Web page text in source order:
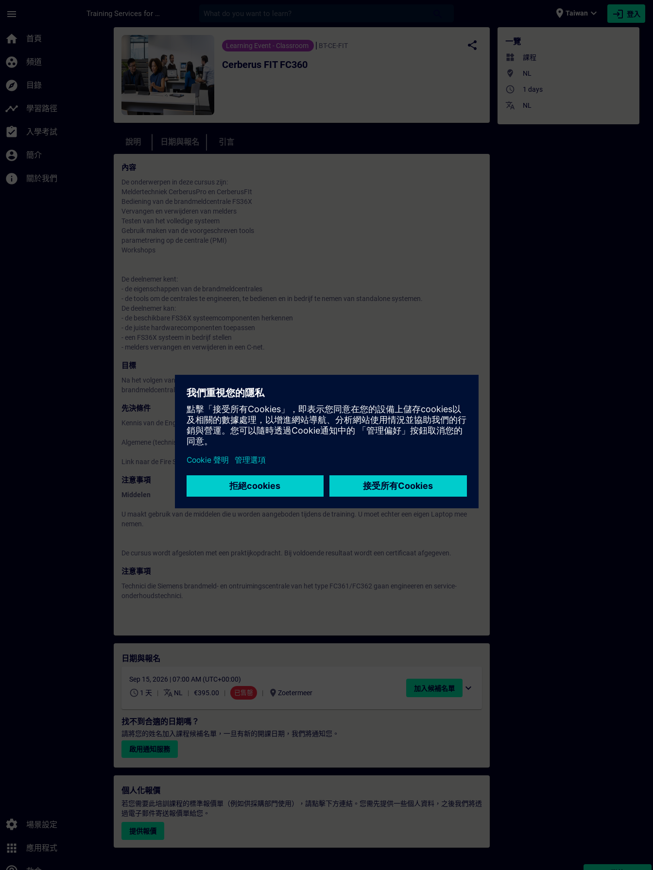
menu Training Services for Digital Industries place Taiwan expand_more login 登入
home 首頁
group_work 頻道
explore 目錄
timeline 學習路徑
assignment_turned_in 入學考試
account_circle 簡介
info 關於我們
settings 場景設定
apps 應用程式
課程 - Cerberus FIT FC360 - 培訓 - 培訓 - 專業發展 | SITRAIN
Learning Event - Classroom BT-CE-FIT
share
Cerberus FIT FC360
說明 日期與報名 引言
內容
De onderwerpen in deze cursus zijn:
Meldertechniek CerberusPro en CerberusFIt
Bediening van de brandmeldcentrale FS36X
Vervangen en verwijderen van melders
Testen van het volledige systeem
Gebruik maken van de voorgeschreven tools
parametrering op de centrale (PMI)
Workshops
De deelnemer kent:
- de eigenschappen van de brandmeldcentrales
- de tools om de centrales te engineeren, te bedienen en in bedrijf te nemen van standalone systemen.
De deelnemer kan:
- de beschikbare FS36X systeemcomponenten herkennen
- de juiste hardwarecomponenten toepassen
- een FS36X systeem in bedrijf stellen
- melders vervangen en verwijderen in een C-net.
目標
Na het volgen van deze training beschikt de deelnemer over alle noodzakelijke theoretische en praktische kennis om
brandmeldcentrales van het type FC360 te engineeren en in bedrijf te stellen met behulp van de web-tool configurator.
先決條件
Kennis van de Engelse taal.
Algemene (technische) kennis op MBO-niveau.
Link naar de Fire Safety Solution Partners van BT welke toegang tot deze cursus hebben.
注意事項
Middelen
U maakt gebruik van de middelen die u worden aangeboden tijdens de training. U moet echter een eigen Laptop mee
nemen.
De cursus wordt afgesloten met een praktijkopdracht. Bij voldoende resultaat wordt een certificaat afgegeven.
注意事項
Technici die Siemens brandmeld- en ontruimingscentrale van het type FC361/FC362 gaan engineeren en service-
onderhoudstechnici.
日期與報名
Sep 15, 2026 | 07:00 AM (UTC+00:00)
schedule 1 天 translate NL €395.00 已售罄 location_on Zoetermeer
加入候補名單 expand_more
找不到合適的日期嗎？
請將您的姓名加入課程候補名單，一旦有新的開課日期，我們將通知您。
啟用通知服務
個人化報價
若您需要此培訓課程的標準報價單（例如供採購部門使用），請點擊下方連結。您需先提供一些個人資料，之後我們將透
過電子郵件寄送報價單給您。
提供報價
一覽
widgets 課程
where_to_vote NL
access_time 1 days
translate NL